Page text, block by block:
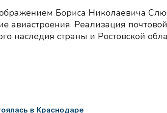
Бориса Николаевича
авиастроения. Реализация
наследия страны и Ростовской
в Краснодаре